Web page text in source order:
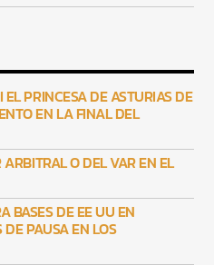
PRINCESA DE ASTURIAS DE
EN LA FINAL DEL
ARBITRAL O DEL VAR EN EL
BASES DE EE UU EN
PAUSA EN LOS